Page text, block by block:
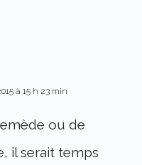
à 15 h 23 min
ou de
il serait temps